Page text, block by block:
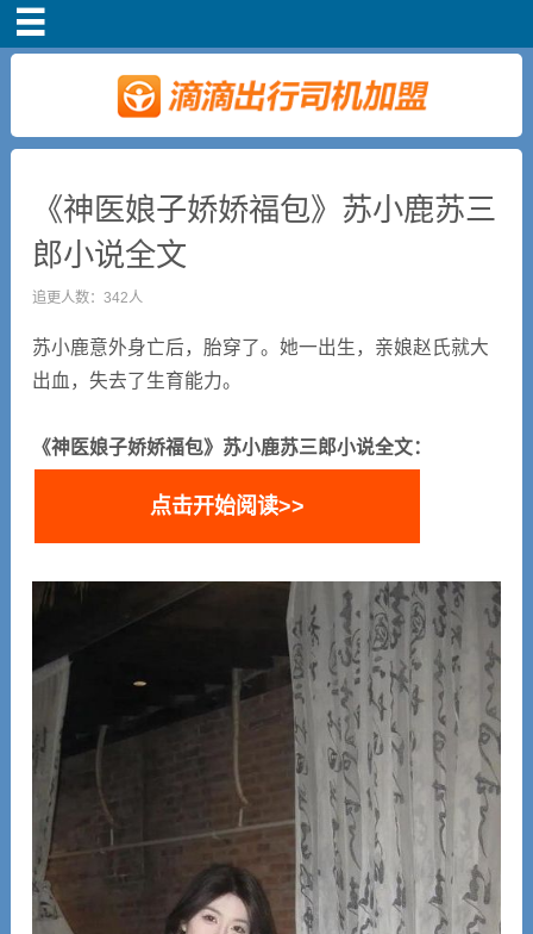
车主注册
补贴政策
小说短剧
《神医娘子娇娇福包》苏小鹿苏三
郎小说全文
追更人数：342人
苏小鹿意外身亡后，胎穿了。她一出生，亲娘赵氏就大
出血，失去了生育能力。
《神医娘子娇娇福包》苏小鹿苏三郎小说全文：
点击开始阅读>>